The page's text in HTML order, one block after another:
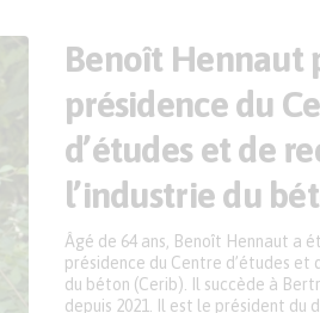
Benoît Hennaut
présidence du
d’études et de
l’industrie du
Âgé de 64 ans, Benoît Hennaut a
présidence du Centre d’études et
du béton (Cerib). Il succède à
depuis 2021. Il est le président du